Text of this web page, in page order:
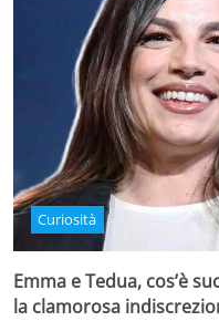
Curiosità
Emma e Tedua, cos’è
la clamorosa